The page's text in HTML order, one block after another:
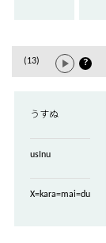
(13) ？
うすぬ
usInu
X=kara=mai=du